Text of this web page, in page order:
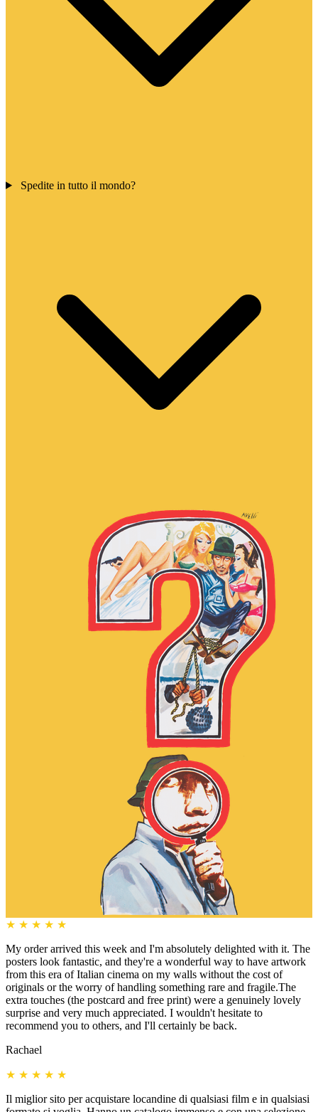
Spedite in tutto il mondo?
★ ★ ★ ★ ★
My order arrived this week and I'm absolutely delighted with it. The
posters look fantastic, and they're a wonderful way to have artwork
from this era of Italian cinema on my walls without the cost of
originals or the worry of handling something rare and fragile.The
extra touches (the postcard and free print) were a genuinely lovely
surprise and very much appreciated. I wouldn't hesitate to
recommend you to others, and I'll certainly be back.
Rachael
★ ★ ★ ★ ★
Il miglior sito per acquistare locandine di qualsiasi film e in qualsiasi